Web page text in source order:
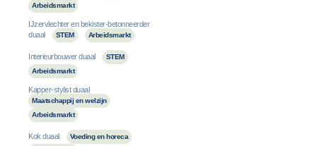
Arbeidsmarkt
IJzervlechter en bekister-betonneerder
duaal
STEM Arbeidsmarkt
Interieurbouwer duaal
STEM
Arbeidsmarkt
Kapper-stylist duaal
Maatschappij en welzijn
Arbeidsmarkt
Kok duaal
Voeding en horeca